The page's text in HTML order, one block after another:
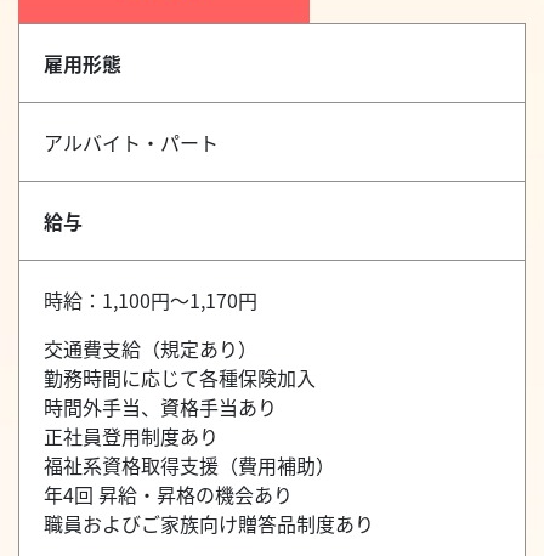
雇用形態
アルバイト・パート
給与
時給：1,100円～1,170円
交通費支給（規定あり）
勤務時間に応じて各種保険加入
時間外手当、資格手当あり
正社員登用制度あり
福祉系資格取得支援（費用補助）
年4回 昇給・昇格の機会あり
職員およびご家族向け贈答品制度あり